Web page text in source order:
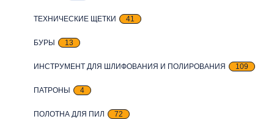
ТЕХНИЧЕСКИЕ ЩЕТКИ 41
БУРЫ 13
ИНСТРУМЕНТ ДЛЯ ШЛИФОВАНИЯ И ПОЛИРОВАНИЯ 109
ПАТРОНЫ 4
ПОЛОТНА ДЛЯ ПИЛ 72